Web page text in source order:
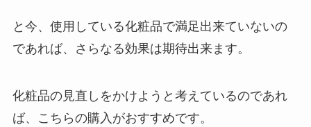
と今、使用している化粧品で満足出来ていないの
であれば、さらなる効果は期待出来ます。
化粧品の見直しをかけようと考えているのであれ
ば、こちらの購入がおすすめです。